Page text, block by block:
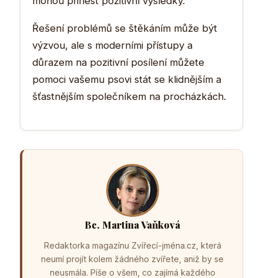
Řešení problémů se štěkáním může být
výzvou, ale s moderními přístupy a
důrazem na pozitivní posílení můžete
pomoci vašemu psovi stát se klidnějším a
šťastnějším společníkem na procházkách.
Bc. Martina Vaňková
Redaktorka magazínu Zvířecí-jména.cz, která
neumí projít kolem žádného zvířete, aniž by se
neusmála. Píše o všem, co zajímá každého